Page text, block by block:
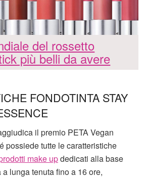
del rossetto
più belli da avere
FONDOTINTA STAY
il premio PETA Vegan
possiede tutte le caratteristiche
make updedicati alla base
lunga tenuta fino a 16 ore,